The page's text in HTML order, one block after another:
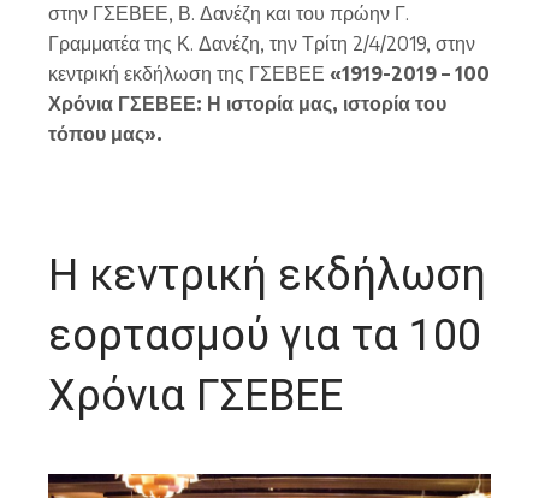
στην ΓΣΕΒΕΕ, Β. Δανέζη και του πρώην Γ.
Γραμματέα της Κ. Δανέζη, την Τρίτη 2/4/2019, στην
κεντρική εκδήλωση της ΓΣΕΒΕΕ «1919-2019 – 100
Χρόνια ΓΣΕΒΕΕ: Η ιστορία μας, ιστορία του
τόπου μας».
Η κεντρική εκδήλωση
εορτασμού για τα 100
Χρόνια ΓΣΕΒΕΕ